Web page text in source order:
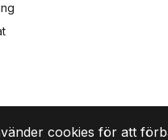
cookies för att